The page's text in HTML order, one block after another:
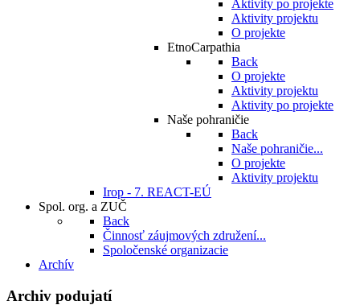
Aktivity po projekte
Aktivity projektu
O projekte
EtnoCarpathia
Back
O projekte
Aktivity projektu
Aktivity po projekte
Naše pohraničie
Back
Naše pohraničie...
O projekte
Aktivity projektu
Irop - 7. REACT-EÚ
Spol. org. a ZUČ
Back
Činnosť záujmových združení...
Spoločenské organizacie
Archív
Archiv podujatí